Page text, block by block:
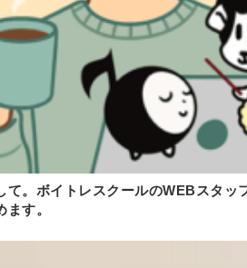
て。ボイトレスクールのWEBスタッ
ます。